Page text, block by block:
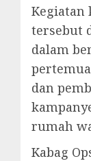
Kegiatan
tersebut
dalam
dan
rumah
Kabag